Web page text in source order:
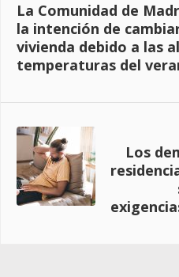
La Comunidad de
la intención de
vivienda debido a las
temperaturas del
Los